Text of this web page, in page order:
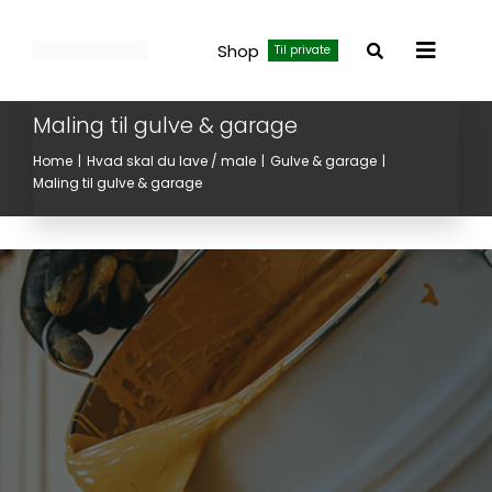
Shop Til private
Toggle
Maling til gulve & garage
Home Hvad skal du lave / male
Gulve & garage
Maling til gulve & garage